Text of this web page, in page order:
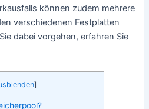
können zudem mehrere
verschiedenen Festplatten
dabei vorgehen, erfahren Sie
]